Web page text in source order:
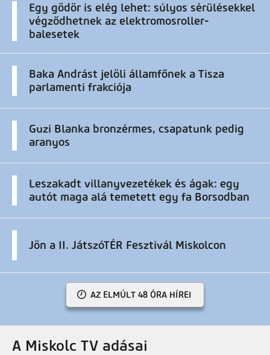
Egy gödör is elég lehet: súlyos sérülésekkel
végződhetnek az elektromosroller-
balesetek
Baka Andrást jelöli államfőnek a Tisza
parlamenti frakciója
Guzi Blanka bronzérmes, csapatunk pedig
aranyos
Leszakadt villanyvezetékek és ágak: egy
autót maga alá temetett egy fa Borsodban
Jön a II. JátszóTÉR Fesztivál Miskolcon
AZ ELMÚLT 48 ÓRA HÍREI
A Miskolc TV adásai